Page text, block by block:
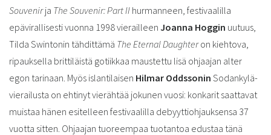
Souvenirja The Souvenir: Part II hurmanneen, festivaalilla
epävirallisesti vuonna 1998 vierailleen Joanna Hoggin uutuus,
Tilda Swintonin tähdittämä The Eternal Daughteron kiehtova,
ripauksella brittiläistä gotiikkaa maustettu lisä ohjaajan alter
egon tarinaan. Myös islantilaisen Hilmar Oddssonin Sodankylä-
vierailusta on ehtinyt vierähtää jokunen vuosi: konkarit saattavat
muistaa hänen esitelleen festivaalilla debyyttiohjauksensa 37
vuotta sitten. Ohjaajan tuoreempaa tuotantoa edustaa tänä